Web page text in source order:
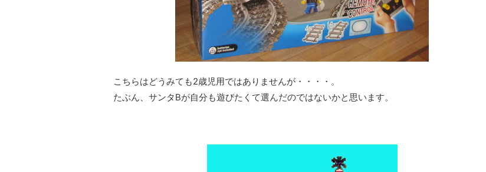
こちらはどうみても2歳児用ではありませんが・・・・。
たぶん、サンタBが自分も遊びたくて選んだのではないかと思います。